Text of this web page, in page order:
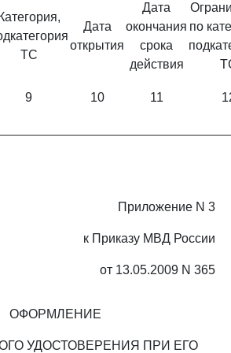
Категория,
ТС
Дата
открытия
Дата
окончания
срока
действия
по
9 10 11
Приложение N 3
к Приказу МВД России
от 13.05.2009 N 365
ОФОРМЛЕНИЕ
УДОСТОВЕРЕНИЯ ПРИ ЕГО